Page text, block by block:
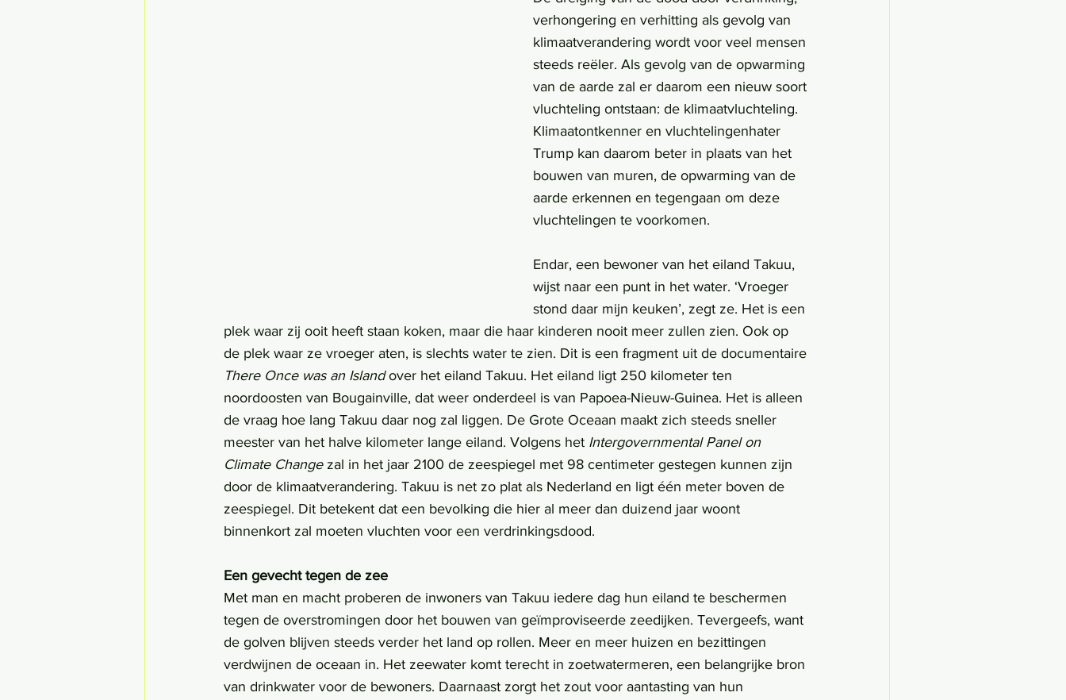
Dicht bij huis
verhongering en verhitting als gevolg van
klimaatverandering wordt voor veel mensen
steeds reëler. Als gevolg van de opwarming
van de aarde zal er daarom een nieuw soort
vluchteling ontstaan: de klimaatvluchteling.
Klimaatontkenner en vluchtelingenhater
Trump kan daarom beter in plaats van het
bouwen van muren, de opwarming van de
aarde erkennen en tegengaan om deze
vluchtelingen te voorkomen.
Endar, een bewoner van het eiland Takuu,
wijst naar een punt in het water. ‘Vroeger
stond daar mijn keuken’, zegt ze. Het is een
plek waar zij ooit heeft staan koken, maar die haar kinderen nooit meer zullen zien. Ook op
de plek waar ze vroeger aten, is slechts water te zien. Dit is een fragment uit de documentaire
There Once was an Island over het eiland Takuu. Het eiland ligt 250 kilometer ten
noordoosten van Bougainville, dat weer onderdeel is van Papoea-Nieuw-Guinea. Het is alleen
de vraag hoe lang Takuu daar nog zal liggen. De Grote Oceaan maakt zich steeds sneller
meester van het halve kilometer lange eiland. Volgens het Intergovernmental Panel on
Climate Change zal in het jaar 2100 de zeespiegel met 98 centimeter gestegen kunnen zijn
door de klimaatverandering. Takuu is net zo plat als Nederland en ligt één meter boven de
zeespiegel. Dit betekent dat een bevolking die hier al meer dan duizend jaar woont
binnenkort zal moeten vluchten voor een verdrinkingsdood.
Een gevecht tegen de zee
Met man en macht proberen de inwoners van Takuu iedere dag hun eiland te beschermen
tegen de overstromingen door het bouwen van geïmproviseerde zeedijken. Tevergeefs, want
de golven blijven steeds verder het land op rollen. Meer en meer huizen en bezittingen
verdwijnen de oceaan in. Het zeewater komt terecht in zoetwatermeren, een belangrijke bron
van drinkwater voor de bewoners. Daarnaast zorgt het zout voor aantasting van hun